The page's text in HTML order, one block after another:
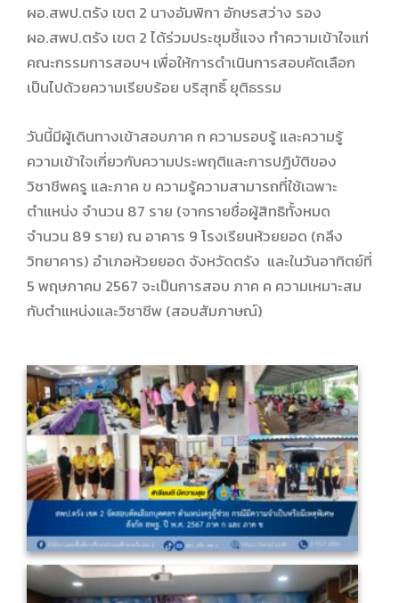
ผอ.สพป.ตรัง เขต 2 นางอัมพิกา อักษรสว่าง รอง
ผอ.สพป.ตรัง เขต 2 ได้ร่วมประชุมชี้แจง ทำความเข้าใจแก่
คณะกรรมการสอบฯ เพื่อให้การดำเนินการสอบคัดเลือก
เป็นไปด้วยความเรียบร้อย บริสุทธิ์ ยุติธรรม
วันนี้มีผู้เดินทางเข้าสอบภาค ก ความรอบรู้ และความรู้
ความเข้าใจเกี่ยวกับความประพฤติและการปฏิบัติของ
วิชาชีพครู และภาค ข ความรู้ความสามารถที่ใช้เฉพาะ
ตำแหน่ง จำนวน 87 ราย (จากรายชื่อผู้สิทธิทั้งหมด
จำนวน 89 ราย) ณ อาคาร 9 โรงเรียนห้วยยอด (กลึง
วิทยาคาร) อำเภอห้วยยอด จังหวัดตรัง และในวันอาทิตย์ที่
5 พฤษภาคม 2567 จะเป็นการสอบ ภาค ค ความเหมาะสม
กับตำแหน่งและวิชาชีพ (สอบสัมภาษณ์)